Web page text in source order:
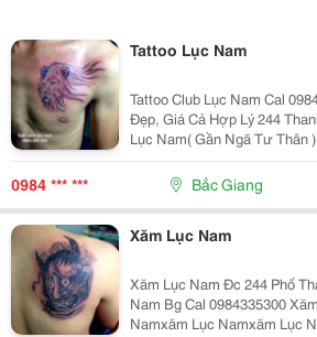
Tattoo Lục Nam
Tattoo Club Lục Nam Cal
Đẹp, Giá Cả Hợp Lý 244
Lục Nam( Gần Ngã Tư Thân )
0984 *** *** Bắc Giang
Xăm Lục Nam
Xăm Lục Nam Đc 244 Phố
Nam Bg Cal 0984335300
Namxăm Lục Namxăm Lục